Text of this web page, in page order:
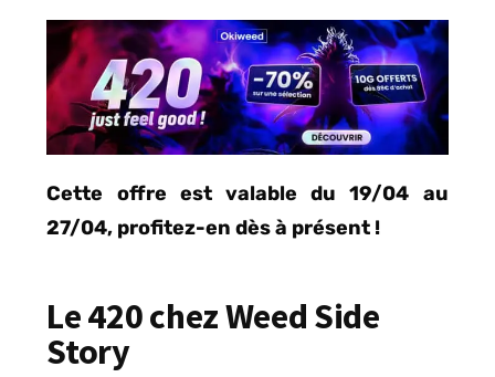
Cette offre est valable du 19/04 au
27/04, profitez-en dès à présent !
Le 420 chez Weed Side
Story